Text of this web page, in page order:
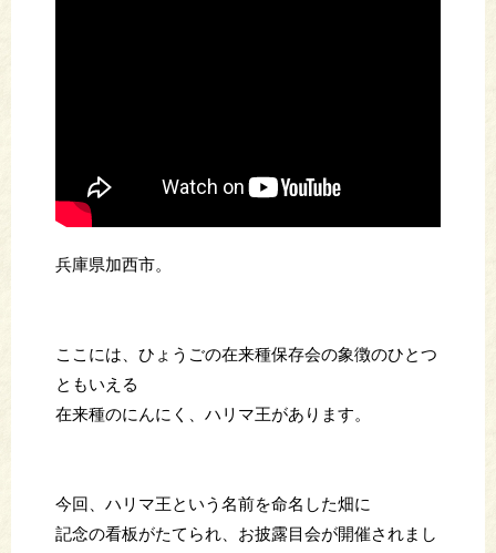
兵庫県加西市。
ここには、ひょうごの在来種保存会の象徴のひとつ
ともいえる
在来種のにんにく、ハリマ王があります。
今回、ハリマ王という名前を命名した畑に
記念の看板がたてられ、お披露目会が開催されまし